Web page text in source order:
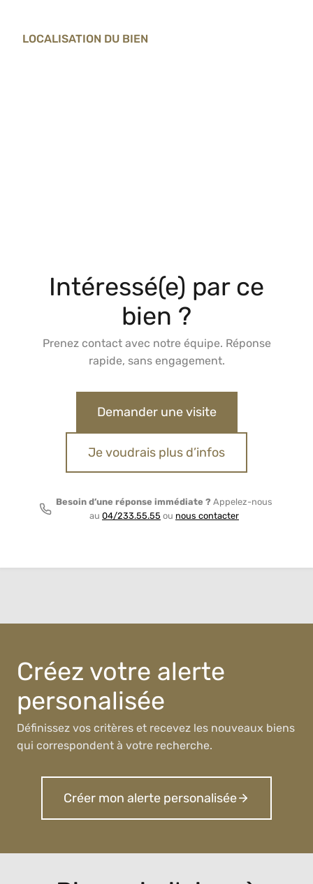
LOCALISATION DU BIEN
Intéressé(e) par ce
bien ?
Prenez contact avec notre équipe. Réponse
rapide, sans engagement.
Demander une visite
Je voudrais plus d’infos
Besoin d’une réponse immédiate ? Appelez-nous
au 04/233.55.55 ou nous contacter
Créez votre alerte
personalisée
Définissez vos critères et recevez les nouveaux biens
qui correspondent à votre recherche.
Créer mon alerte personalisée